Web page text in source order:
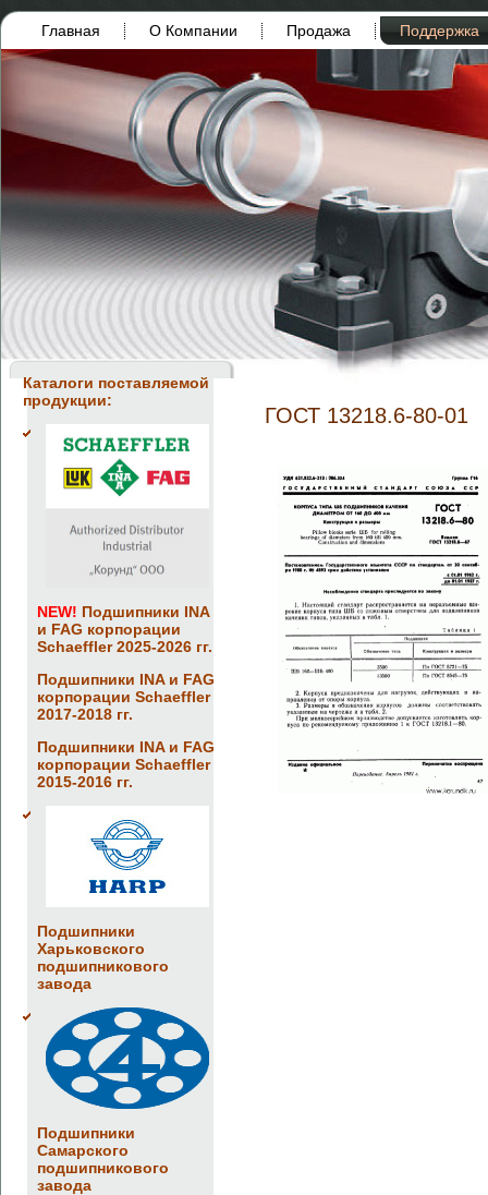
Главная О Компании Продажа Поддержка
Каталоги поставляемой
продукции:
NEW! Подшипники INA
и FAG корпорации
Schaeffler 2025-2026 гг.
Подшипники INA и FAG
корпорации Schaeffler
2017-2018 гг.
Подшипники INA и FAG
корпорации Schaeffler
2015-2016 гг.
Подшипники
Харьковского
подшипникового
завода
Подшипники
Самарского
подшипникового
завода
ГОСТ 13218.6-80-01